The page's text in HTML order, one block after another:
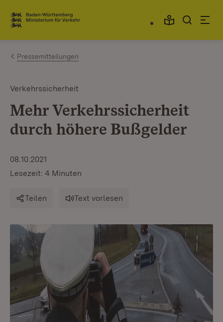
Zum Inhalt springen
Link zur Startseite
Pressemitteilungen
Verkehrssicherheit
Mehr Verkehrssicherheit
durch höhere Bußgelder
08.10.2021
Lesezeit: 4 Minuten
Teilen Text vorlesen